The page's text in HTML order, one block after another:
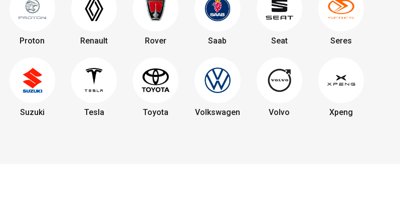
Proton Renault Rover Saab Seat Seres
Suzuki Tesla Toyota Volkswagen Volvo Xpeng